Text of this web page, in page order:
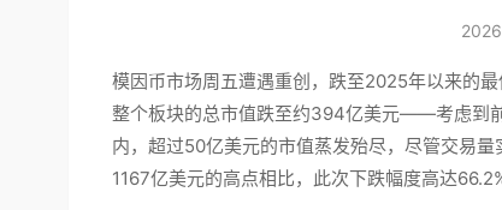
模因币市场周五遭遇重创，跌至2025年以来的
整个板块的总市值跌至约394亿美元——考虑到
内，超过50亿美元的市值蒸发殆尽，尽管交易
1167亿美元的高点相比，此次下跌幅度高达